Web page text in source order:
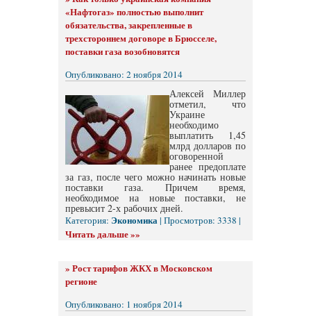
«Нафтогаз» полностью выполнит
обязательства, закрепленные в
трехстороннем договоре в Брюсселе,
поставки газа возобновятся
Опубликовано: 2 ноября 2014
Алексей Миллер
отметил, что
Украине
необходимо
выплатить 1,45
млрд долларов по
оговоренной
ранее предоплате
за газ, после чего можно начинать новые
поставки газа. Причем время,
необходимое на новые поставки, не
превысит 2-х рабочих дней.
Категория: Экономика| Просмотров: 3338 |
Читать дальше »»
» Рост тарифов ЖКХ в Московском
регионе
Опубликовано: 1 ноября 2014